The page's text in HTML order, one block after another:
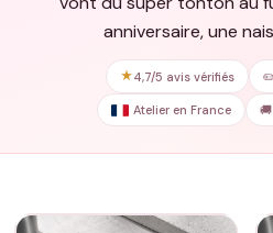
anniversaire, une
★4,7/5 avis vérifiés ✏️
Atelier en France